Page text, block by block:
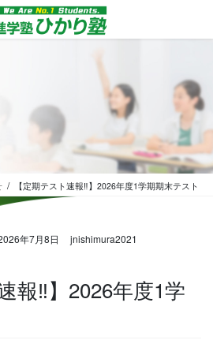
【定期テスト速報‼】2026年度1学期期末テスト
年7月8日 jnishimura2021
報‼】2026年度1学